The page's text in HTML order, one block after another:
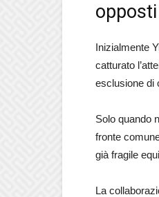
opposti
Inizialmente
catturato
esclusione di
Solo quando
fronte
già fragile
La